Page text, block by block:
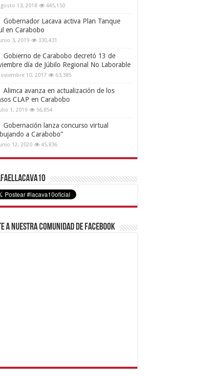
13, 2018 445,150
Gobernador Lacava activa Plan Tanque
en Carabobo
3, 2019 330,431
Gobierno de Carabobo decretó 13 de
día de Júbilo Regional No Laborable
10, 2017 63,385
Alimca avanza en actualización de los
CLAP en Carabobo
1, 2019 56,854
Gobernación lanza concurso virtual
a Carabobo”
12, 2020 45,836
a nuestra comunidad de Facebook